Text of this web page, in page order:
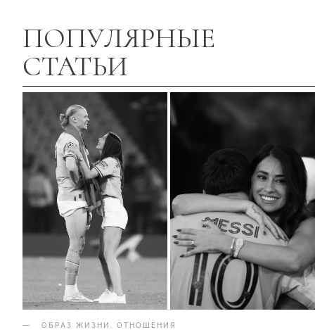
ПОПУЛЯРНЫЕ
СТАТЬИ
ОБРАЗ ЖИЗНИ . ОТНОШЕНИЯ